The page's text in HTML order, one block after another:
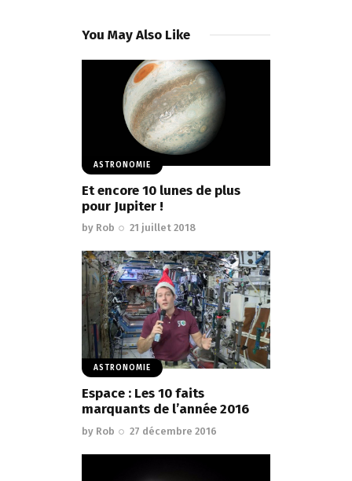
You May Also Like
ASTRONOMIE
Et encore 10 lunes de plus
pour Jupiter !
by Rob 21 juillet 2018
ASTRONOMIE
Espace : Les 10 faits
marquants de l’année 2016
by Rob 27 décembre 2016